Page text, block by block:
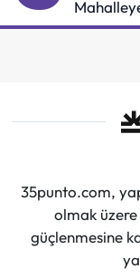
Şenliği
35punto.com,
olmak
güçlenmesine